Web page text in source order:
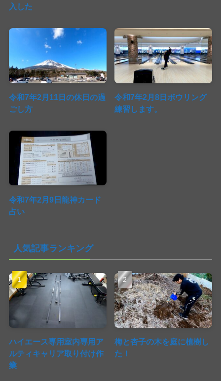
入した
令和7年2月11日の休日の過
ごし方
令和7年2月8日ボウリング
練習します。
令和7年2月9日龍神カード
占い
人気記事ランキング
ハイエース専用室内専用ア
ルティキャリア取り付け作
業
梅と杏子の木を庭に植樹し
た！